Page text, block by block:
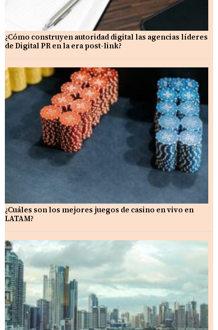
¿Cómo construyen autoridad digital las agencias líderes
de Digital PR en la era post-link?
¿Cuáles son los mejores juegos de casino en vivo en
LATAM?